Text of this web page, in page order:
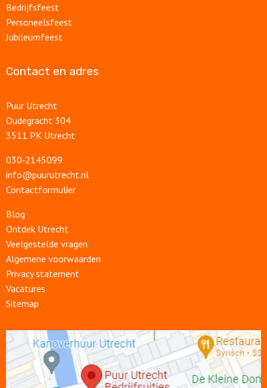
Bedrijfsfeest
Personeelsfeest
Jubileumfeest
Contact en adres
Puur Utrecht
Oudegracht 304
3511 PK Utrecht
030‑2145099
info@puurutrecht.nl
Contactformulier
Blog
Ontdek Utrecht
Veelgestelde vragen
Algemene voorwaarden
Privacy statement
Vacatures
Sitemap
link